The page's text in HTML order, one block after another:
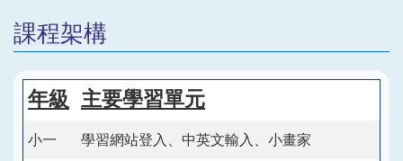
課程架構
年級 主要學習單元
小一 學習網站登入、中英文輸入、小畫家